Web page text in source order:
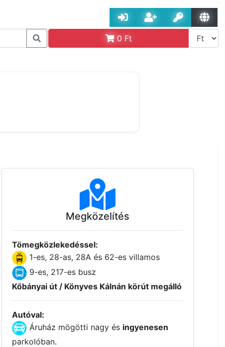
0 Ft
Megközelítés
Tömegközlekedéssel:
1-es, 28-as, 28A és 62-es villamos
9-es, 217-es busz
Kőbányai út / Könyves Kálnán körút megálló
Autóval:
Áruház mögötti nagy és ingyenesen
parkolóban.